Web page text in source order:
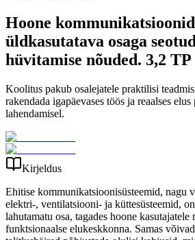
Hoone
üldkasutatava osaga
hüvitamise nõuded. 3,2 TP
Koolitus pakub osalejatele praktilisi
rakendada igapäevases töös ja reaalses
lahendamisel.
Kirjeldus
Ehitise kommunikatsioonisüsteemid, nagu
elektri-, ventilatsiooni- ja küttesüsteemid,
lahutamatu osa, tagades hoone kasutajatele
funktsionaalse elukeskkonna. Samas